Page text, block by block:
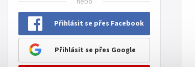
Přihlásit se přes Facebook
Přihlásit se přes Google